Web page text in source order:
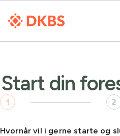
Start din
Hvornår vil i gerne starte og